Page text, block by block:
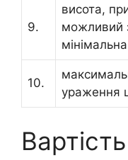
9.
висота,
можливий
мінімальна
10.
ураження